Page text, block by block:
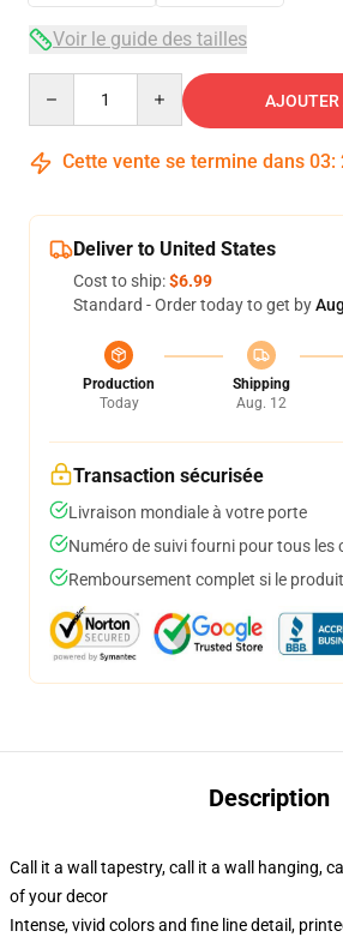
Voir le guide des tailles
AJOUTER
Cette vente se termine dans 03:
Deliver to United States
Cost to ship:$6.99
Standard - Order today to get by
Production
Today
Shipping
Aug. 12
Transaction sécurisée
Livraison mondiale à votre porte
Numéro de suivi fourni pour tous les
Remboursement complet si le
Description
Call it a wall tapestry, call it a wall hanging,
of your decor
Intense, vivid colors and fine line detail,